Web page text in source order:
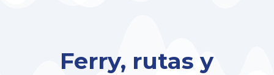
Ferry, rutas y